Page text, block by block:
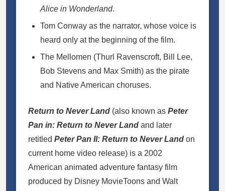
Alice in Wonderland.
Tom Conway as the narrator, whose voice is
heard only at the beginning of the film.
The Mellomen (Thurl Ravenscroft, Bill Lee,
Bob Stevens and Max Smith) as the pirate
and Native American choruses.
Return to Never Land (also known as Peter
Pan in: Return to Never Land and later
retitled Peter Pan II: Return to Never Land on
current home video release) is a 2002
American animated adventure fantasy film
produced by Disney MovieToons and Walt